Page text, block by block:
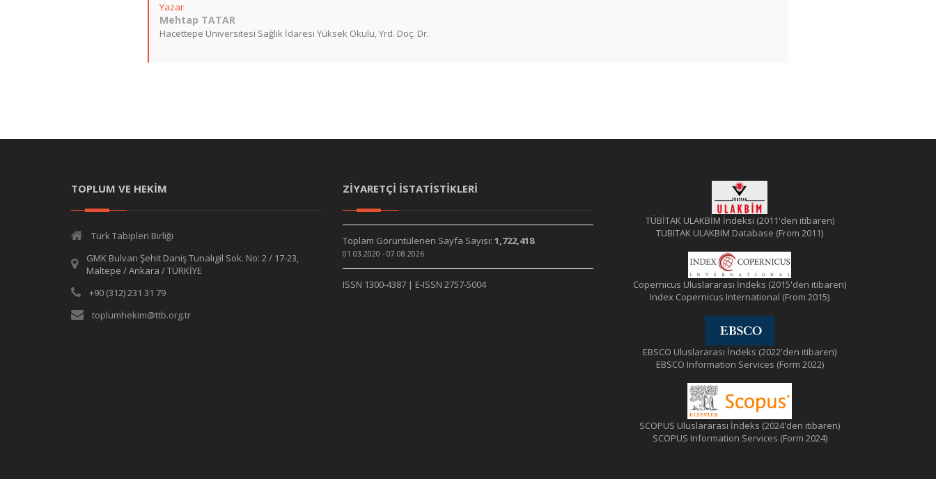
Yazar
Mehtap TATAR
Hacettepe Üniversitesi Sağlık İdaresi Yüksek Okulu, Yrd. Doç. Dr.
TOPLUM VE HEKİM
Türk Tabipleri Birliği
GMK Bulvarı Şehit Daniş Tunalıgil Sok. No: 2 / 17-23,
Maltepe / Ankara / TÜRKİYE
+90 (312) 231 31 79
toplumhekim@ttb.org.tr
ZİYARETÇİ İSTATİSTİKLERİ
Toplam Görüntülenen Sayfa Sayısı: 1,722,418
01.03.2020 - 07.08.2026
ISSN 1300-4387 | E-ISSN 2757-5004
TÜBİTAK ULAKBİM İndeksi (2011'den itibaren)
TUBITAK ULAKBIM Database (From 2011)
Copernicus Uluslararası İndeks (2015'den itibaren)
Index Copernicus International (From 2015)
EBSCO Uluslararası İndeks (2022'den itibaren)
EBSCO Information Services (Form 2022)
SCOPUS Uluslararası İndeks (2024'den itibaren)
SCOPUS Information Services (Form 2024)